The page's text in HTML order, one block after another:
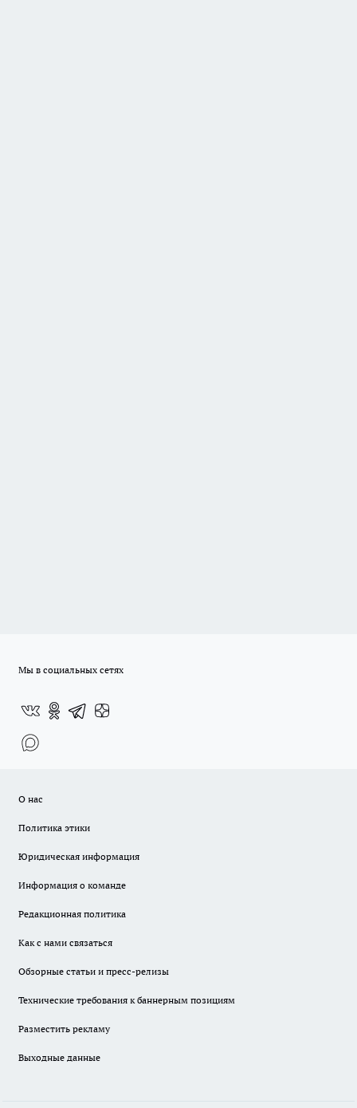
Мы в социальных сетях
О нас
Политика этики
Юридическая информация
Информация о команде
Редакционная политика
Как с нами связаться
Обзорные статьи и пресс-релизы
Технические требования к баннерным позициям
Разместить рекламу
Выходные данные